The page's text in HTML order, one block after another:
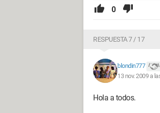
0
RESPUESTA 7 / 17
blondin777
13 nov. 2009 a
Hola a todos.